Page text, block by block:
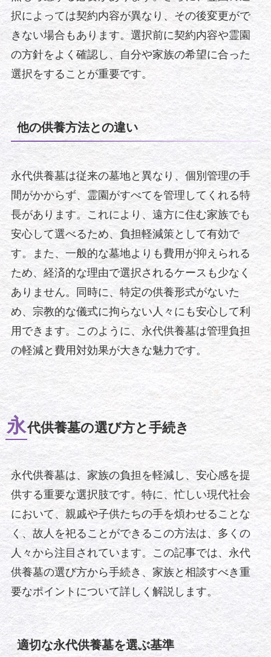
択によっては契約内容が異なり、その後変更がで
きない場合もあります。選択前に契約内容や霊園
の方針をよく確認し、自分や家族の希望に合った
選択をすることが重要です。
他の供養方法との違い
永代供養墓は従来の墓地と異なり、個別管理の手
間がかからず、霊園がすべてを管理してくれる特
長があります。これにより、遠方に住む家族でも
安心して選べるため、負担軽減策として有効で
す。また、一般的な墓地よりも費用が抑えられる
ため、経済的な理由で選択されるケースも少なく
ありません。同時に、特定の供養形式がないた
め、宗教的な儀式に拘らない人々にも安心して利
用できます。このように、永代供養墓は管理負担
の軽減と費用対効果が大きな魅力です。
永代供養墓の選び方と手続き
永代供養墓は、家族の負担を軽減し、安心感を提
供する重要な選択肢です。特に、忙しい現代社会
において、親戚や子供たちの手を煩わせることな
く、故人を祀ることができるこの方法は、多くの
人々から注目されています。この記事では、永代
供養墓の選び方から手続き、家族と相談すべき重
要なポイントについて詳しく解説します。
適切な永代供養墓を選ぶ基準